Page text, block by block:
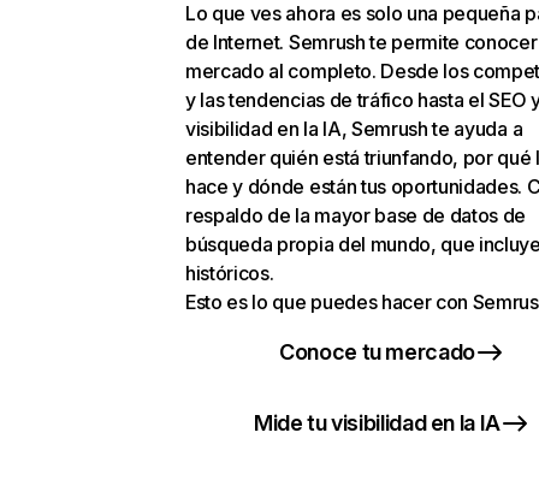
Lo que ves ahora es solo una pequeña
de Internet. Semrush te permite
mercado al completo. Desde los
y las tendencias de tráfico hasta el SEO
visibilidad en la IA, Semrush te ayuda a
entender quién está triunfando, por qué
hace y dónde están tus oportunidades.
respaldo de la mayor base de datos de
búsqueda propia del mundo, que
históricos.
Esto es lo que puedes hacer con
Conoce tu mercado
Mide tu visibilidad en la IA